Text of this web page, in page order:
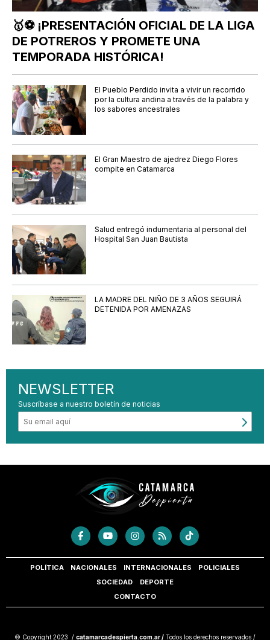
🥇⚽ ¡PRESENTACIÓN OFICIAL DE LA LIGA
DE POTREROS Y PROMETE UNA
TEMPORADA HISTÓRICA!
El Pueblo Perdido invita a vivir un recorrido
por la cultura andina a través de la palabra y
los sabores ancestrales
El Gran Maestro de ajedrez Diego Flores
compite en Catamarca
Salud entregó indumentaria al personal del
Hospital San Juan Bautista
LA MADRE DEL NIÑO DE 3 AÑOS SEGUIRÁ
DETENIDA POR AMENAZAS
NEWSLETTER
Suscríbase a nuestro boletín de noticias
POLÍTICA NACIONALES INTERNACIONALES
POLICIALES
SOCIEDAD
DEPORTE
CONTACTO
© Copyright 2023 / catamarcadespierta.com.ar / Todos los derechos reservados /